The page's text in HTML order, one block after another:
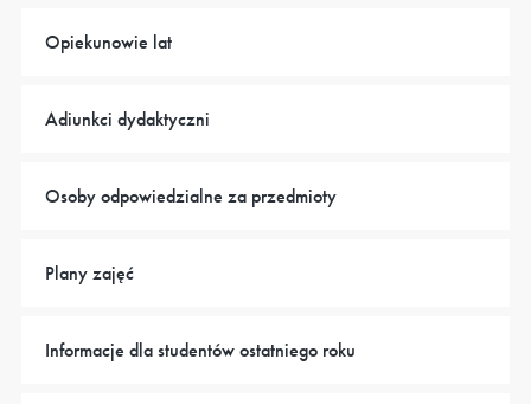
Opiekunowie lat
Adiunkci dydaktyczni
Osoby odpowiedzialne za przedmioty
Plany zajęć
Informacje dla studentów ostatniego roku